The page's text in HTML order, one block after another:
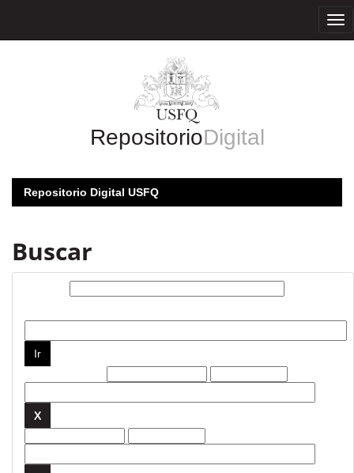
RepositorioDigital
Repositorio Digital USFQ
Buscar